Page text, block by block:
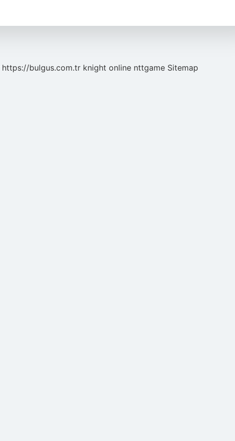
https://bulgus.com.tr knight online nttgame Sitemap